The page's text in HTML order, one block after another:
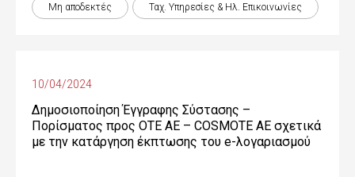
Μη αποδεκτές Ταχ. Υπηρεσίες & Ηλ. Επικοινωνίες
10/04/2024
Δημοσιοποίηση Έγγραφης Σύστασης –
Πορίσματος προς OTE ΑΕ – COSMOTE ΑΕ σχετικά
με την κατάργηση έκπτωσης του e-λογαριασμού